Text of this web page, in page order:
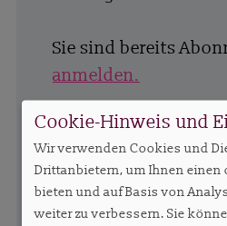
Sie sind bereits
anmelden.
Cookie-Hinweis und
Wir verwenden Cookies und
Drittanbietern, um Ihnen einen
bieten und auf Basis von
weiter zu verbessern. Sie